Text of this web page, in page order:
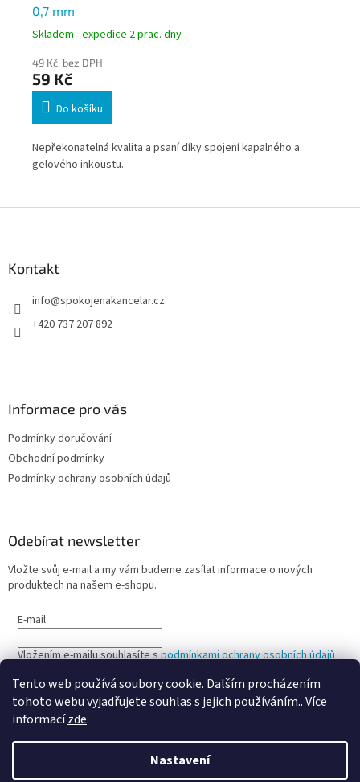
Tento web používá soubory cookie. Dalším procházením
tohoto webu vyjadřujete souhlas s jejich používáním.. Více
informacízde.
Nastavení
0,7 mm
Skladem - expedice 2 prac. dny
49 Kč bez DPH
59 Kč
Do košíku
Nepřekonatelná kvalita a psaní díky spojení kapalného a
gelového inkoustu.
Kontakt
info@spokojenakancelar.cz
+420 737 207 892
Informace pro vás
Podmínky doručování
Obchodní podmínky
Podmínky ochrany osobních údajů
Odebírat newsletter
Vložte svůj e-mail a my vám budeme zasílat informace o nových
produktech na našem e-shopu.
E-mail
Vložením e-mailu souhlasíte spodmínkami ochrany osobních údajů
PŘIHLÁSIT SE
Vytvořil Shoptet